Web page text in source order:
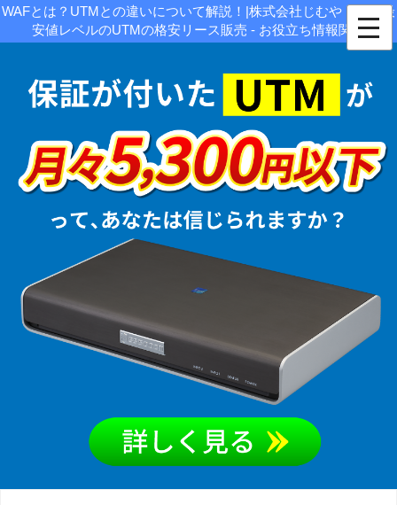
WAFとは？UTMとの違いについて解説！|株式会社じむや｜業界最
安値レベルのUTMの格安リース販売 - お役立ち情報関連